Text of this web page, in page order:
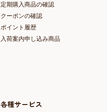
定期購入商品の確認
クーポンの確認
ポイント履歴
入荷案内申し込み商品
各種サービス